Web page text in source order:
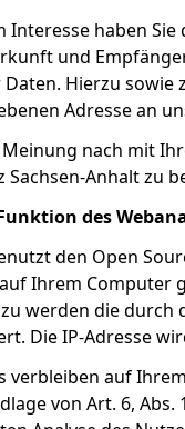
Interesse haben
und
Hierzu
Adresse an
nach mit
Sachsen-Anhalt zu
des
den Open
Ihrem Computer
werden die durch
Die IP-Adresse
verbleiben auf
von Art. 6, Abs.